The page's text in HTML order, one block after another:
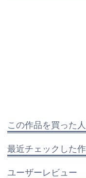
この作品を買った
最近チェックした
ユーザーレビュー